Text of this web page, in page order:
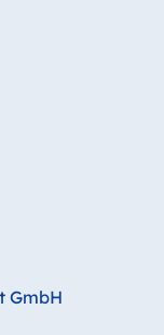
GmbH